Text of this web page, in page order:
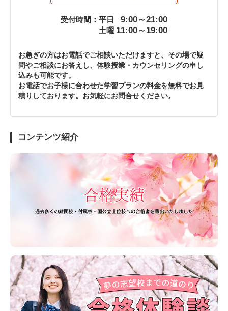
受付時間：平日 9:00～21:00
土曜 11:00～19:00
お急ぎの方はお電話でご相談いただけますと、その場で疑
問やご相談にお答えし、体験授業・カウンセリングの申し
込みも可能です。
お電話でお子様に合わせた学習プランの料金を無料でお見
積りしております。お気軽にお問合せください。
コンテンツ紹介